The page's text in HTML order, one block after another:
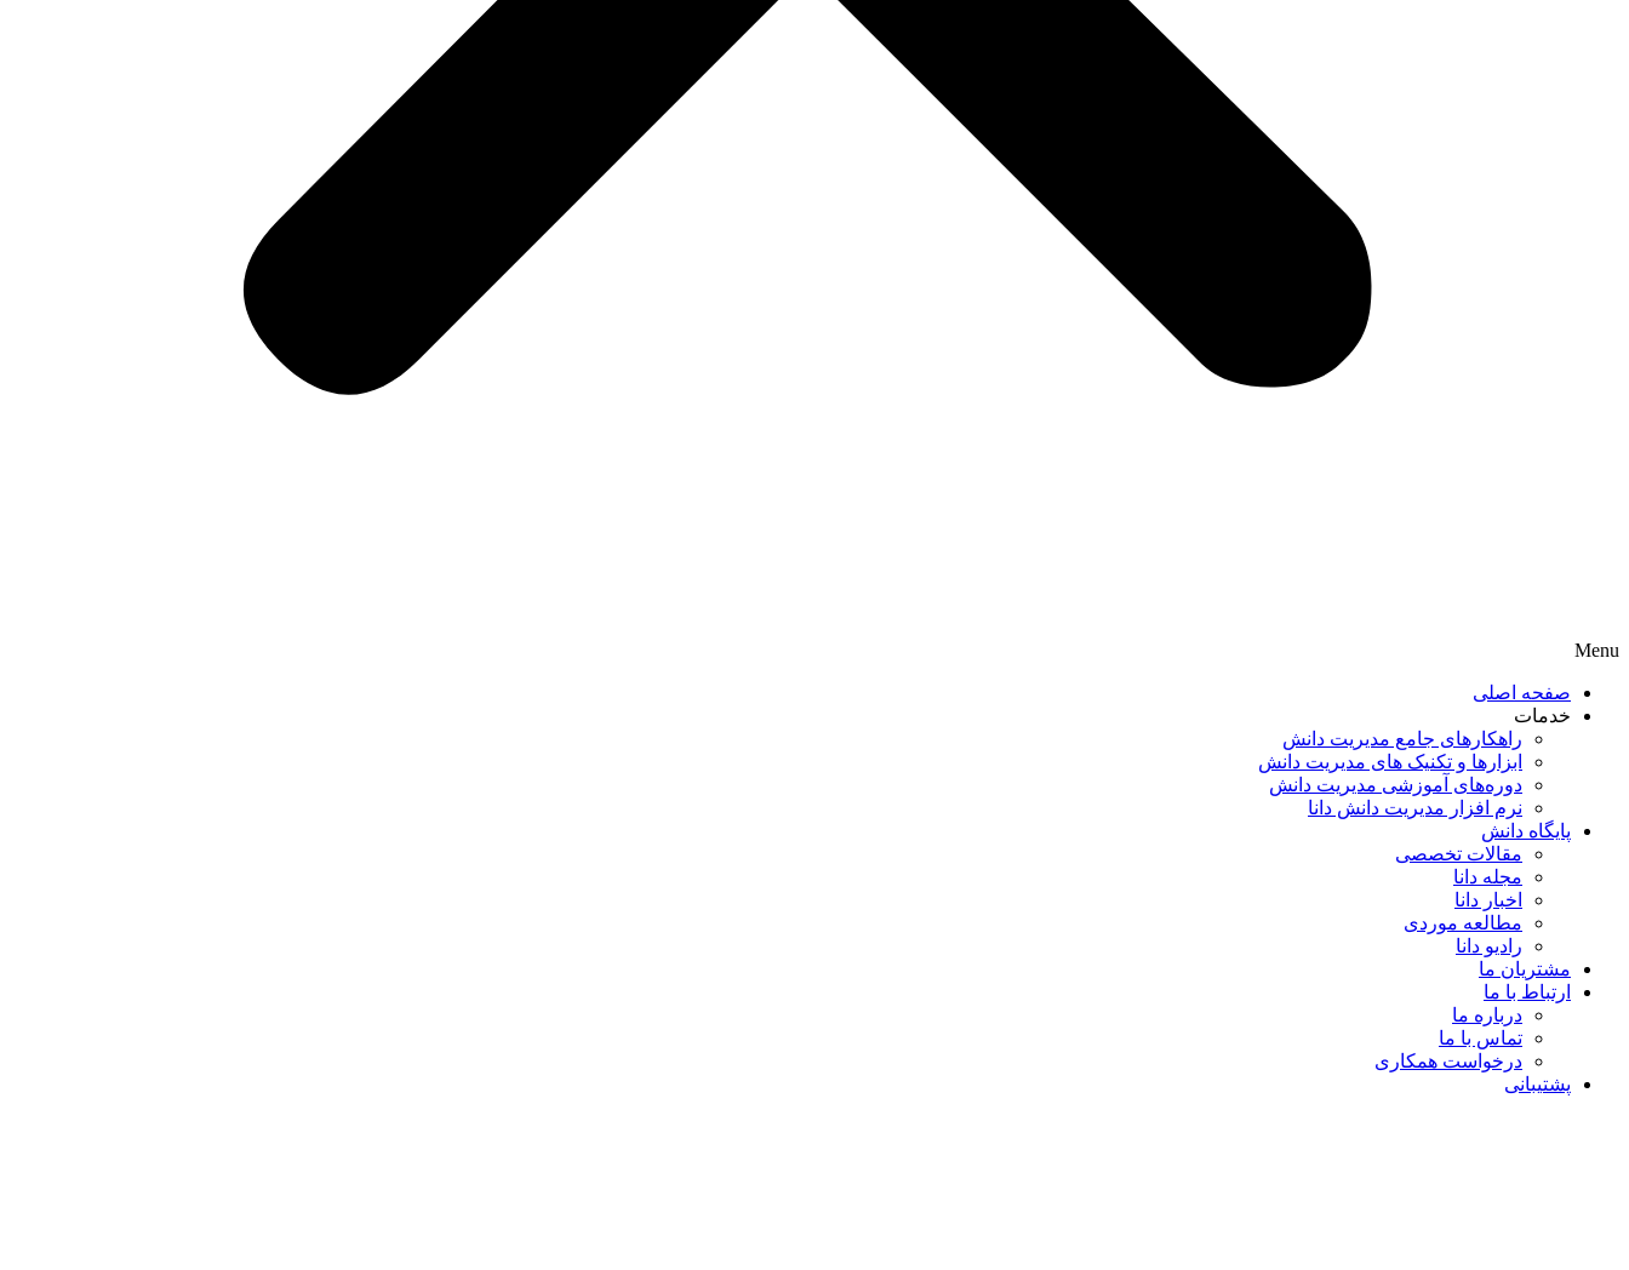
Menu
صفحه اصلی
خدمات
راهکارهای جامع مدیریت دانش
ابزارها و تکنیک‌ های مدیریت دانش
دوره‌های آموزشی مدیریت دانش
نرم افزار مدیریت دانش دانا
پایگاه دانش
مقالات تخصصی
مجله دانا
اخبار دانا
مطالعه موردی
رادیو دانا
مشتریان ما
ارتباط با ما
درباره ما
تماس با ما
درخواست همکاری
پشتیبانی